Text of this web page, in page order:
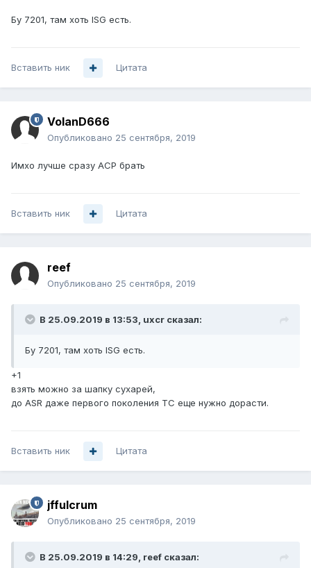
Бу 7201, там хоть ISG есть.
Вставить ник Цитата
VolanD666
Опубликовано 25 сентября, 2019
Имхо лучше сразу АСР брать
Вставить ник Цитата
reef
Опубликовано 25 сентября, 2019
В 25.09.2019 в 13:53, uxcr сказал:
Бу 7201, там хоть ISG есть.
+1
взять можно за шапку сухарей,
до ASR даже первого поколения ТС еще нужно дорасти.
Вставить ник Цитата
jffulcrum
Опубликовано 25 сентября, 2019
В 25.09.2019 в 14:29, reef сказал: